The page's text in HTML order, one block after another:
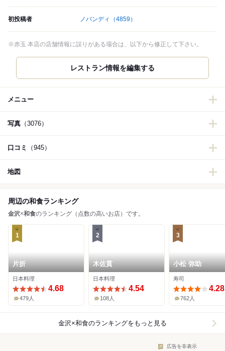
初投稿者 ノバンディ （4859）
※赤玉 本店の店舗情報に誤りがある場合は、以下から修正して下さい。
レストラン情報を編集する
メニュー
写真 （3076）
口コミ （945）
地図
周辺の和食ランキング
金沢×和食のランキング（点数の高いお店）です。
1
片折
日本料理
4.68
479人
2
木佐貫
日本料理
4.54
108人
3
小松 弥助
寿司
4.28
762人
金沢×和食のランキングをもっと見る
広告を非表示